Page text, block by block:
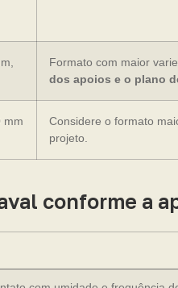
Formato com maior
dos apoios e o plano
mm
Considere o formato
projeto.
conforme a